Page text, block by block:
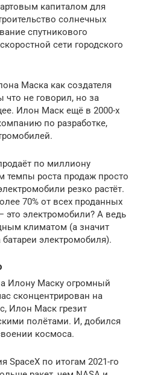
капиталом для
солнечных
спутникового
сети городского
Маска как создателя
что не говорил, но за
Илон Маск ещё в 2000-х
по разработке,
по миллиону
темпы роста продаж просто
резко растёт.
70% от всех проданных
электромобили? А ведь
климатом (а значит
электромобиля).
Илону Маску огромный
сконцентрирован на
Илон Маск грезит
полётами. И, добился
космоса.
SpaceX по итогам 2021-го